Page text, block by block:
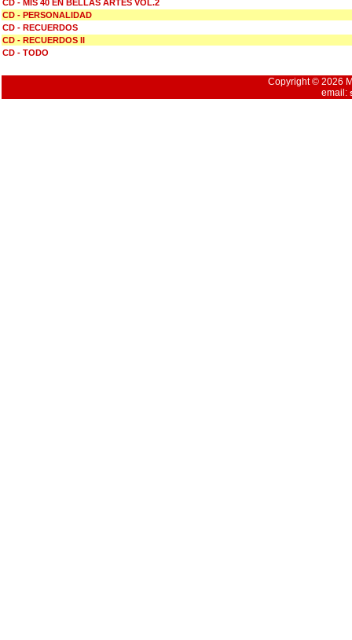
CD - MIS 40 EN BELLAS ARTES VOL.2
CD - PERSONALIDAD
CD - RECUERDOS
CD - RECUERDOS II
CD - TODO
Copyright © 2026
email: